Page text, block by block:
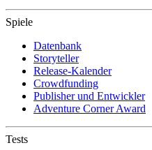
Spiele
Datenbank
Storyteller
Release-Kalender
Crowdfunding
Publisher und Entwickler
Adventure Corner Award
Tests